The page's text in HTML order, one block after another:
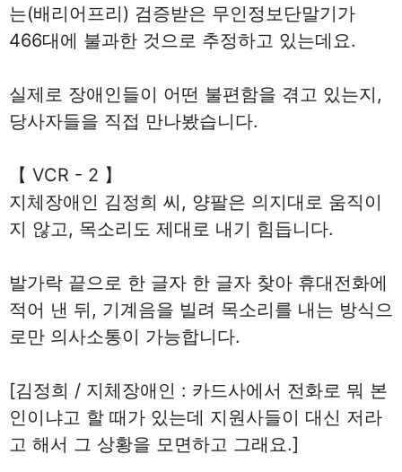
는(배리어프리) 검증받은 무인정보단말기가
466대에 불과한 것으로 추정하고 있는데요.
실제로 장애인들이 어떤 불편함을 겪고 있는지,
당사자들을 직접 만나봤습니다.
【 VCR - 2 】
지체장애인 김정희 씨, 양팔은 의지대로 움직이
지 않고, 목소리도 제대로 내기 힘듭니다.
발가락 끝으로 한 글자 한 글자 찾아 휴대전화에
적어 낸 뒤, 기계음을 빌려 목소리를 내는 방식으
로만 의사소통이 가능합니다.
[김정희 / 지체장애인 : 카드사에서 전화로 뭐 본
인이냐고 할 때가 있는데 지원사들이 대신 저라
고 해서 그 상황을 모면하고 그래요.]